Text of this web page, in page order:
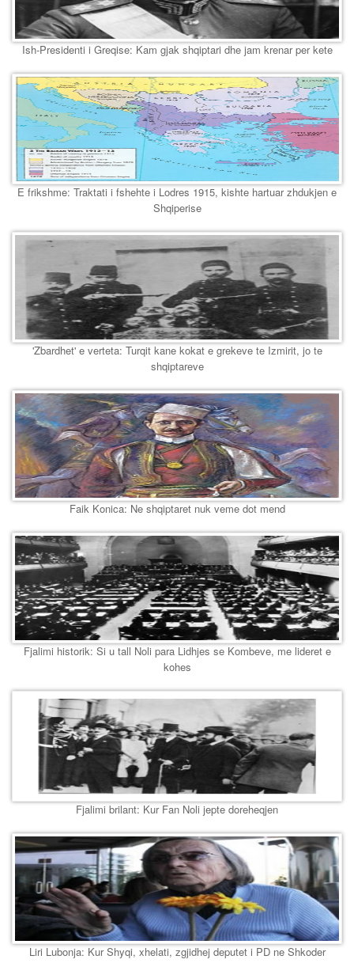
Ish-Presidenti i Greqise: Kam gjak shqiptari dhe jam krenar per kete
E frikshme: Traktati i fshehte i Lodres 1915, kishte hartuar zhdukjen e
Shqiperise
'Zbardhet' e verteta: Turqit kane kokat e grekeve te Izmirit, jo te
shqiptareve
Faik Konica: Ne shqiptaret nuk veme dot mend
Fjalimi historik: Si u tall Noli para Lidhjes se Kombeve, me lideret e
kohes
Fjalimi brilant: Kur Fan Noli jepte doreheqjen
Liri Lubonja: Kur Shyqi, xhelati, zgjidhej deputet i PD ne Shkoder